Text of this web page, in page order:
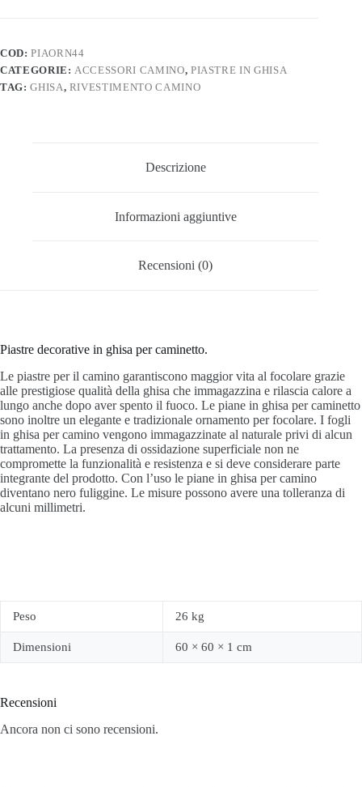
quantità
COD:PIAORN44
CATEGORIE:ACCESSORI CAMINO, PIASTRE IN GHISA
TAG:GHISA, RIVESTIMENTO CAMINO
Descrizione
Informazioni aggiuntive
Recensioni (0)
Piastre decorative in ghisa per caminetto.
Le piastre per il camino garantiscono maggior vita al focolare grazie
alle prestigiose qualità della ghisa che immagazzina e rilascia calore a
lungo anche dopo aver spento il fuoco. Le piane in ghisa per caminetto
sono inoltre un elegante e tradizionale ornamento per focolare. I fogli
in ghisa per camino vengono immagazzinate al naturale privi di alcun
trattamento. La presenza di ossidazione superficiale non ne
compromette la funzionalità e resistenza e si deve considerare parte
integrante del prodotto. Con l’uso le piane in ghisa per camino
diventano nero fuliggine. Le misure possono avere una tolleranza di
alcuni millimetri.
Peso 26 kg
Dimensioni 60 × 60 × 1 cm
Recensioni
Ancora non ci sono recensioni.